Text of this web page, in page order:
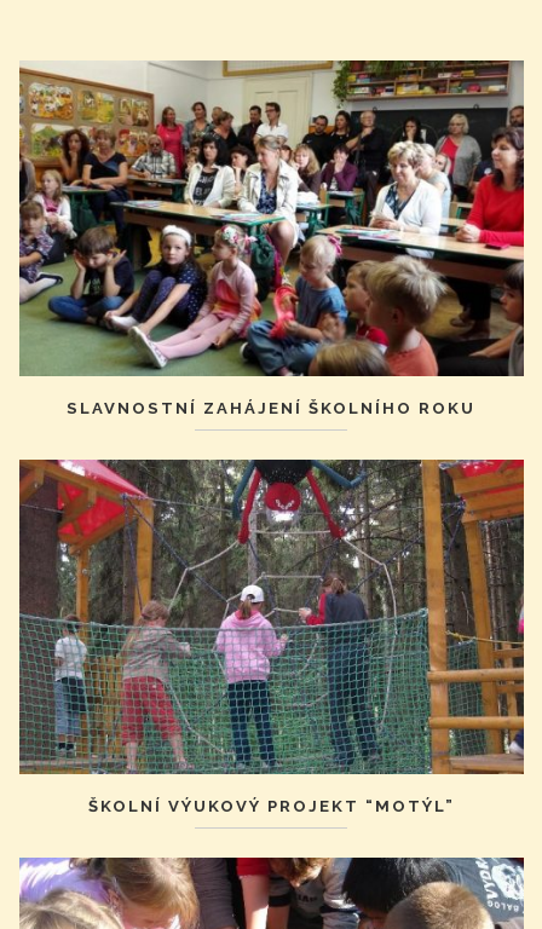
SLAVNOSTNÍ ZAHÁJENÍ ŠKOLNÍHO ROKU
ŠKOLNÍ VÝUKOVÝ PROJEKT “MOTÝL”